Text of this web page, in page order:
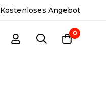
Kostenloses Angebot
0